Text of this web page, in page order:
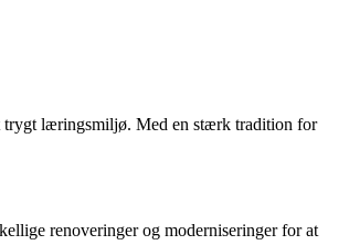
trygt læringsmiljø. Med en stærk tradition for
renoveringer og moderniseringer for at